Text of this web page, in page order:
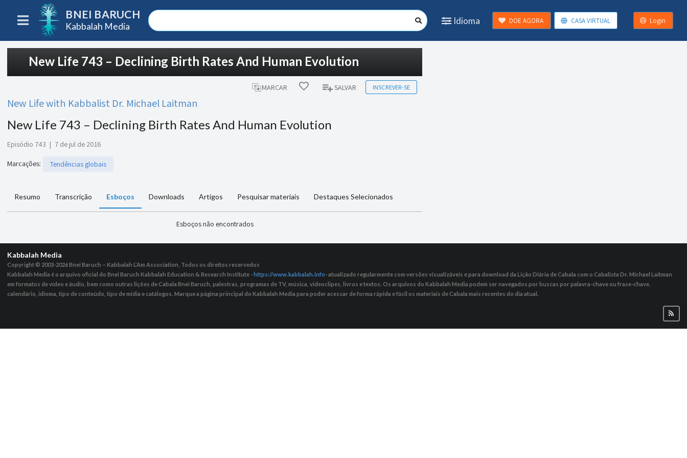
BNEI BARUCH
Kabbalah Media
Idioma DOE AGORA CASA VIRTUAL Login
New Life 743 – Declining Birth Rates And Human Evolution
MARCAR SALVAR INSCREVER-SE
New Life with Kabbalist Dr. Michael Laitman
New Life 743 – Declining Birth Rates And Human Evolution
Episódio 743 | 7 de jul de 2016
Marcações: Tendências globais
Resumo Transcrição Esboços Downloads Artigos Pesquisar materiais Destaques Selecionados
Esboços não encontrados
Kabbalah Media
Copyright © 2003-2026Bnei Baruch – Kabbalah L’Am Association, Todos os direitos reservedos
Kabbalah Media é o arquivo oficial do Bnei Baruch Kabbalah Education & Research Institute -https://www.kabbalah.info- atualizado regularmente com versões visualizáveis ​​e para download da Lição Diária de Cabala com o Cabalista Dr. Michael Laitman
em formatos de vídeo e áudio, bem como outras lições de Cabala Bnei Baruch, palestras, programas de TV, música, videoclipes, livros e textos. Os arquivos do Kabbalah Media podem ser navegados por buscas por palavra-chave ou frase-chave,
calendário, idioma, tipo de conteúdo, tipo de mídia e catálogos. Marque a página principal do Kabbalah Media para poder acessar de forma rápida e fácil os materiais de Cabala mais recentes do dia atual.